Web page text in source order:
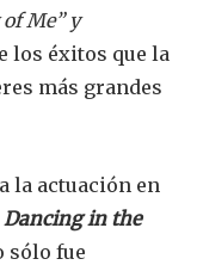
of Me” y
los éxitos que la
más grandes
la actuación en
Dancing in the
sólo fue